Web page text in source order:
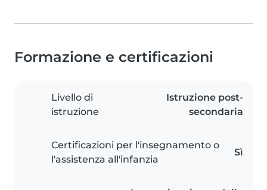
Formazione e certificazioni
Livello di
istruzione
Istruzione post-
secondaria
Certificazioni per l'insegnamento o
l'assistenza all'infanzia
Sì